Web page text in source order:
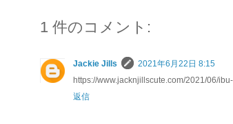
1 件のコメント:
Jackie Jills
2021年6月22日 8:15
https://www.jacknjillscute.com/2021/06/
返信